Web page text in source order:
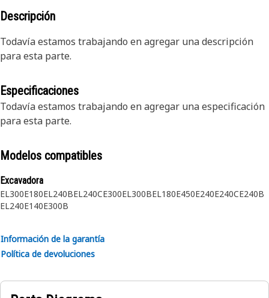
Descripción
Todavía estamos trabajando en agregar una descripción
para esta parte.
Especificaciones
Todavía estamos trabajando en agregar una especificación
para esta parte.
Modelos compatibles
Excavadora
EL300E180EL240BEL240CE300EL300BEL180E450E240E240CE240B
EL240E140E300B
Información de la garantía
Política de devoluciones